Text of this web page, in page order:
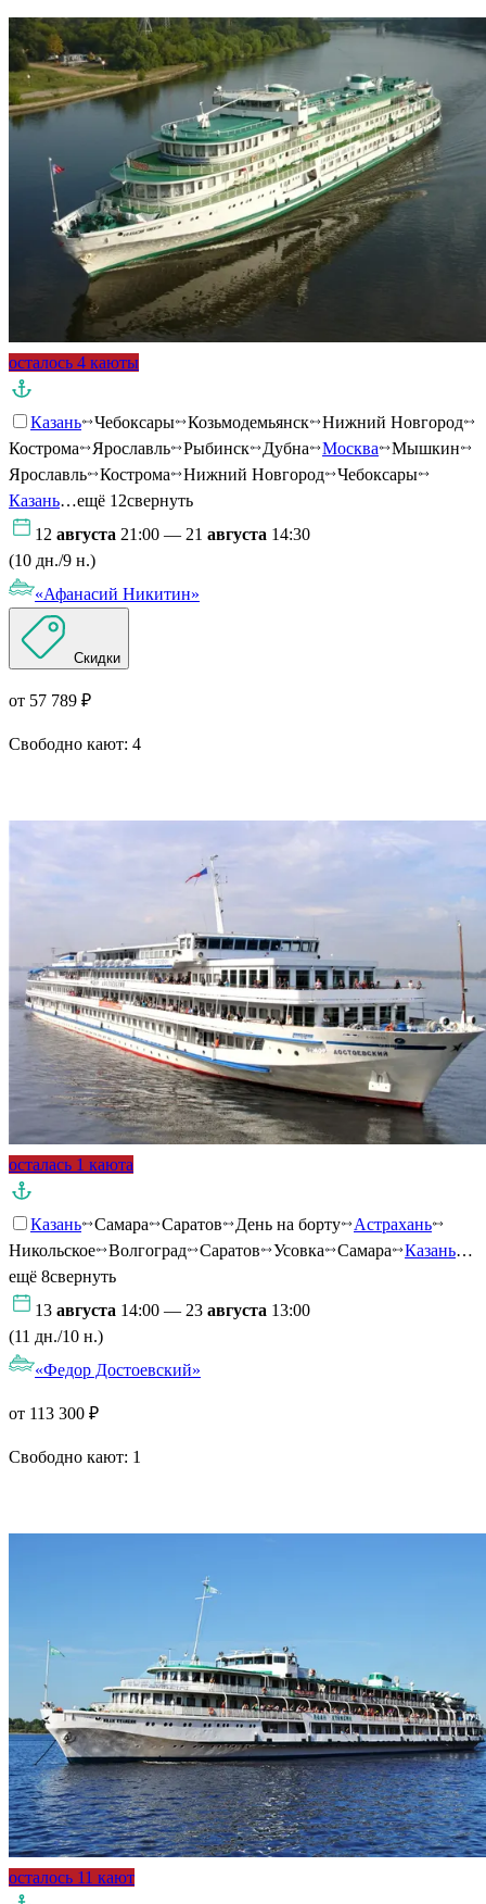
осталось 4 каюты
Казань Чебоксары Козьмодемьянск
Нижний Новгород
Кострома
Ярославль Рыбинск Дубна Москва
Мышкин
Ярославль
Кострома Нижний Новгород
Чебоксары
Казань…ещё 12свернуть
12 августа 21:00 — 21 августа 14:30
(10 дн./9 н.)
«Афанасий Никитин»
Скидки
от 57 789 ₽
Свободно кают: 4
осталась 1 каюта
Казань Самара Саратов День на борту
Астрахань
Никольское
Волгоград Саратов Усовка Самара Казань…
ещё 8свернуть
13 августа 14:00 — 23 августа 13:00
(11 дн./10 н.)
«Федор Достоевский»
от 113 300 ₽
Свободно кают: 1
осталось 11 кают